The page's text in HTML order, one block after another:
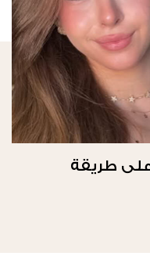
على طريقة